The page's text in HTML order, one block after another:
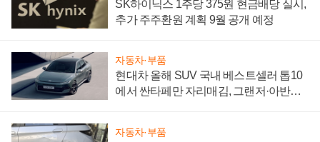
SK하이닉스 1주당 375원 현금배당 실시,
추가 주주환원 계획 9월 공개 예정
자동차·부품
현대차 올해 SUV 국내 베스트셀러 톱10
에서 싼타페만 자리매김, 그랜저·아반떼
자동차·부품